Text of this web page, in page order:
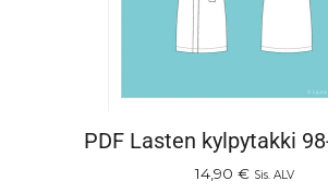
PDF Lasten kylpytakki
14,90 € Sis. ALV